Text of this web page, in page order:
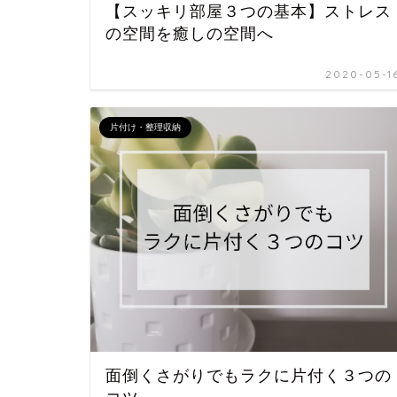
【スッキリ部屋３つの基本】ストレス
の空間を癒しの空間へ
2020-05-
片付け・整理収納
面倒くさがりでもラクに片付く３つの